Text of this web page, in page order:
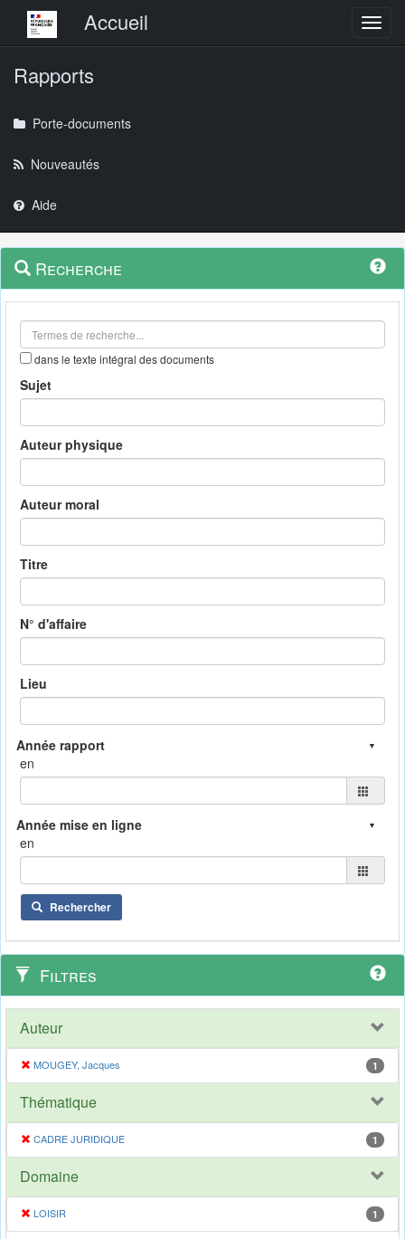
Menu principalAccueil
Rapports
Porte-documents
Nouveautés
Aide
Navigation
outils
Menu
contextuel
Recherche
dans le texte intégral des documents
Sujet
Auteur physique
Auteur moral
Titre
N° d'affaire
Lieu
en
en
Rechercher
Filtres
Auteur
MOUGEY, Jacques 1
Thématique
CADRE JURIDIQUE 1
Domaine
LOISIR 1